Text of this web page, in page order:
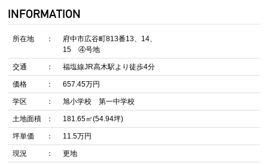
INFORMATION
所在地
府中市広谷町813番13、14、
15 ④号地
交通 福塩線JR高木駅より徒歩4分
価格 657.45万円
学区 旭小学校 第一中学校
土地面積 181.65㎡(54.94坪)
坪単価 11.5万円
現況 更地